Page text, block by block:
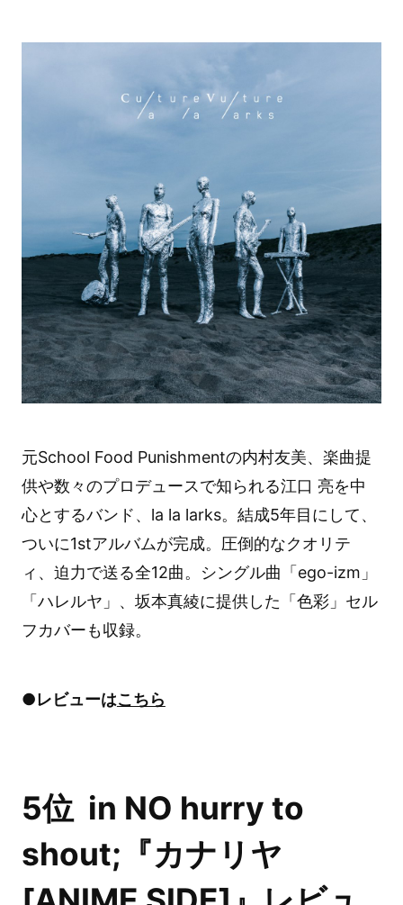
元School Food Punishmentの内村友美、楽曲提
供や数々のプロデュースで知られる江口 亮を中
心とするバンド、la la larks。結成5年目にして、
ついに1stアルバムが完成。圧倒的なクオリテ
ィ、迫力で送る全12曲。シングル曲「ego-izm」
「ハレルヤ」、坂本真綾に提供した「色彩」セル
フカバーも収録。
●レビューはこちら
5位 in NO hurry to
shout;『カナリヤ